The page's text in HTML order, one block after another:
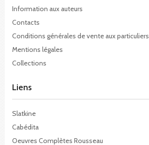
Information aux auteurs
Contacts
Conditions générales de vente aux particuliers
Mentions légales
Collections
Liens
Slatkine
Cabédita
Oeuvres Complètes Rousseau